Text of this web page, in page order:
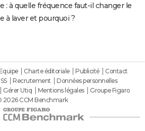
: à quelle fréquence faut-il changer le
à laver et pourquoi ?
Equipe Charte éditoriale Publicité
Contact
Recrutement
Données personnelles
Gérer Utiq Mentions légales
Groupe Figaro
2026 CCM Benchmark